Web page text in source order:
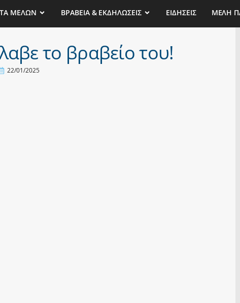
ΜΕΛΩΝ ΒΡΑΒΕΙΑ & ΕΚΔΗΛΩΣΕΙΣ ΕΙΔΗΣΕΙΣ ΜΕΛΗ
το βραβείο του!
22/01/2025